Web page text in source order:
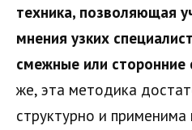
техника, позволяющая
мнения узких
смежные или сторонние
же, эта методика
структурно и